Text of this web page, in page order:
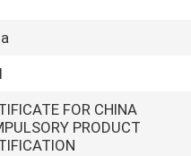
FOR CHINA
PRODUCT